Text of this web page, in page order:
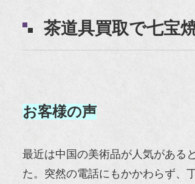
茶道具買取で七宝
お客様の声
最近は中国の美術品が人気がある
た。突然の電話にもかかわらず、